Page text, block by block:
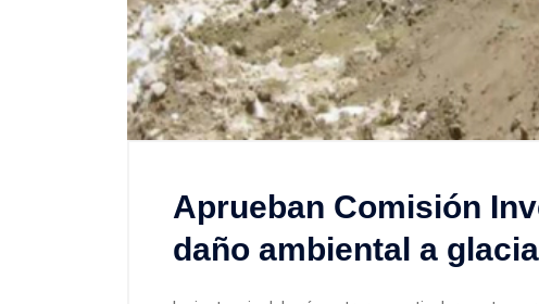
Aprueban Comisión
daño ambiental a